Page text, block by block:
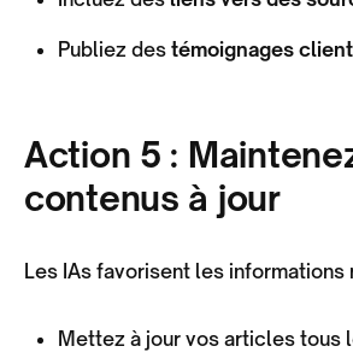
Publiez des témoignages
Action 5 :
contenus à jour
Les IAs favorisent les informations
Mettez à jour vos articles tous